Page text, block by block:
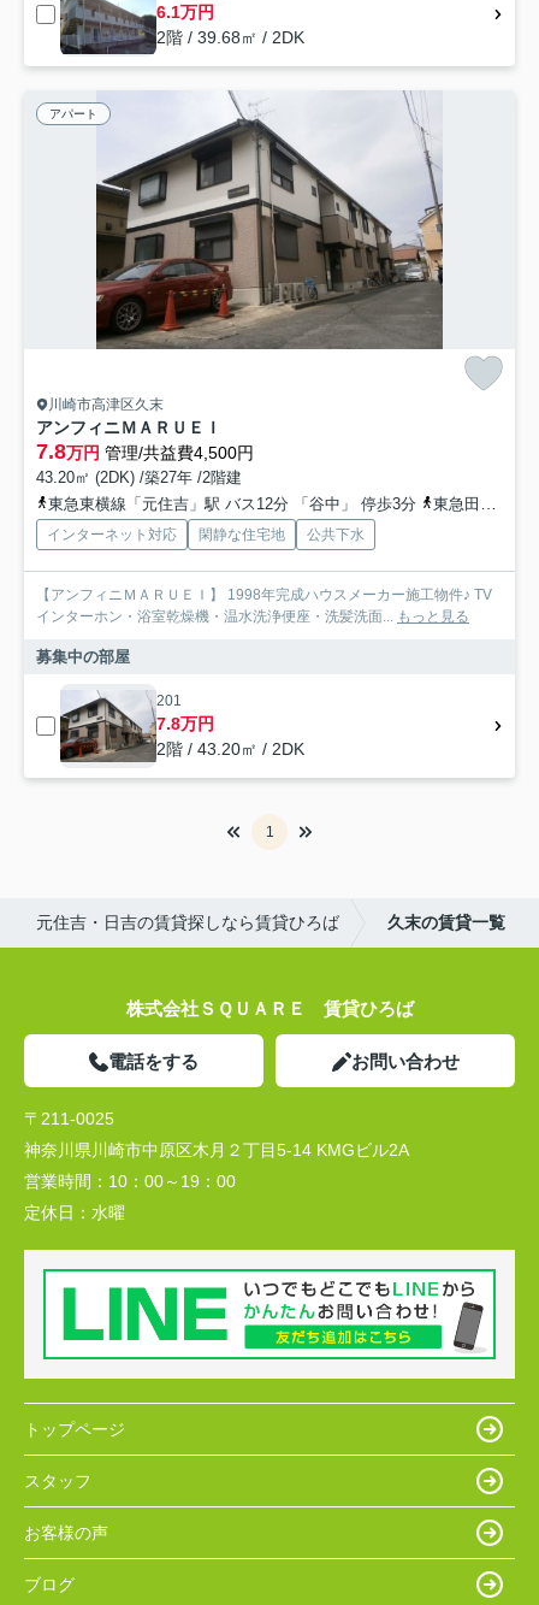
6.1万円
2階 / 39.68㎡ / 2DK
アパート
川崎市高津区久末
アンフィニＭＡＲＵＥＩ
7.8万円 管理/共益費4,500円
43.20㎡ (2DK) /築27年 /2階建
東急東横線「元住吉」駅 バス12分 「谷中」 停歩3分
東急田園都市線「溝の口」駅 バス10分 「谷中」 停歩3分
インターネット対応 閑静な住宅地 公共下水
【アンフィニＭＡＲＵＥＩ】 1998年完成ハウスメーカー施工物件♪ TV
インターホン・浴室乾燥機・温水洗浄便座・洗髪洗面... もっと見る
募集中の部屋
201
7.8万円
2階 / 43.20㎡ / 2DK
1
元住吉・日吉の賃貸探しなら賃貸ひろば 久末の賃貸一覧
株式会社ＳＱＵＡＲＥ 賃貸ひろば
電話をする お問い合わせ
〒211-0025
神奈川県川崎市中原区木月２丁目5-14 KMGビル2A
営業時間： 10：00～19：00
定休日： 水曜
トップページ
スタッフ
お客様の声
ブログ